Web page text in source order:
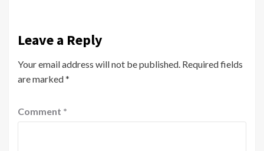
Leave a Reply
Your email address will not be published. Required fields
are marked*
Comment *